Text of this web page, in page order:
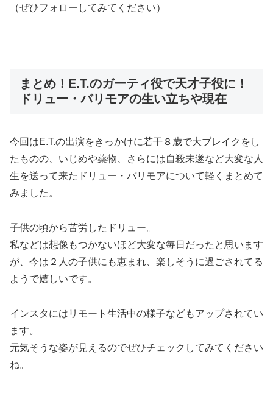
（ぜひフォローしてみてください）
まとめ！E.T.のガーティ役で天才子役に！
ドリュー・バリモアの生い立ちや現在
今回はE.T.の出演をきっかけに若干８歳で大ブレイクをし
たものの、いじめや薬物、さらには自殺未遂など大変な人
生を送って来たドリュー・バリモアについて軽くまとめて
みました。
子供の頃から苦労したドリュー。
私などは想像もつかないほど大変な毎日だったと思います
が、今は２人の子供にも恵まれ、楽しそうに過ごされてる
ようで嬉しいです。
インスタにはリモート生活中の様子などもアップされてい
ます。
元気そうな姿が見えるのでぜひチェックしてみてください
ね。